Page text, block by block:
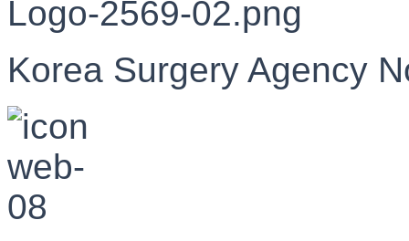
Korea Surgery Agency